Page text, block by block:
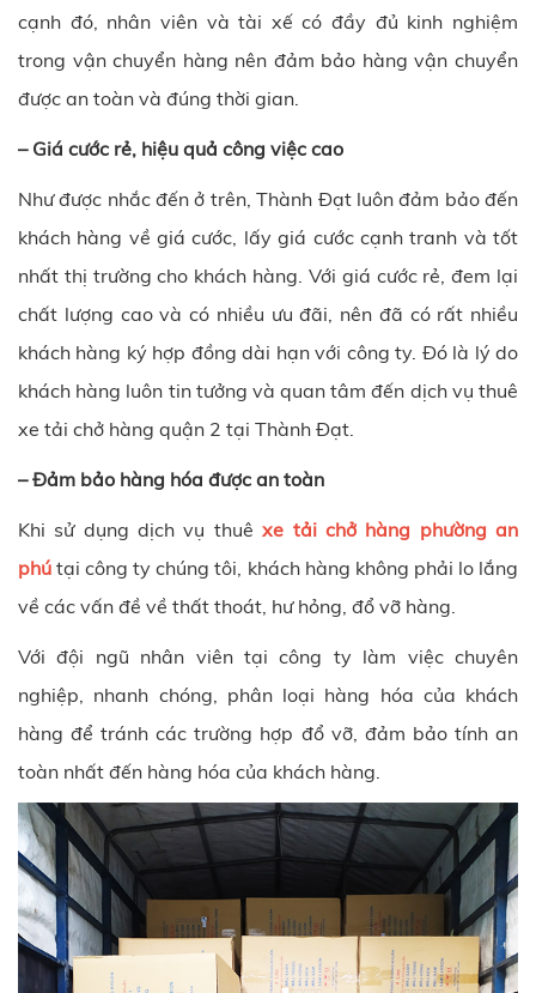
cạnh đó, nhân viên và tài xế có đầy đủ kinh nghiệm
trong vận chuyển hàng nên đảm bảo hàng vận chuyển
được an toàn và đúng thời gian.
– Giá cước rẻ, hiệu quả công việc cao
Như được nhắc đến ở trên,Thành Đạtluôn đảm bảo đến
khách hàng về giá cước, lấy giá cước cạnh tranh và tốt
nhất thị trường cho khách hàng. Với giá cước rẻ, đem lại
chất lượng cao và có nhiều ưu đãi, nên đã có rất nhiều
khách hàng ký hợp đồng dài hạn với công ty. Đó là lý do
khách hàng luôn tin tưởng và quan tâm đến dịch vụ thuê
xe tải chở hàng quận 2 tại Thành Đạt
– Đảm bảo hàng hóa được an toàn
Khi sử dụng dịch vụ thuêxe tải chở hàng phường an
phú tại công ty chúng tôi, khách hàng không phải lo lắng
về các vấn đề về thất thoát, hư hỏng, đổ vỡ hàng.
Với đội ngũ nhân viên tại công ty làm việc chuyên
nghiệp, nhanh chóng, phân loại hàng hóa của khách
hàng để tránh các trường hợp đổ vỡ, đảm bảo tính an
toàn nhất đến hàng hóa của khách hàng.